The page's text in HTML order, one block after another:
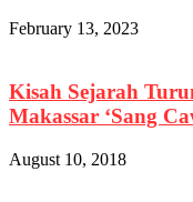
February 13, 2023
Kisah Sejarah
Makassar ‘Sang
August 10, 2018